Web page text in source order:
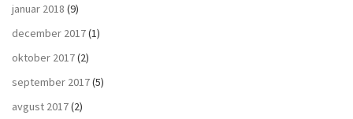
januar 2018 (9)
december 2017(1)
oktober 2017(2)
september 2017(5)
avgust 2017(2)